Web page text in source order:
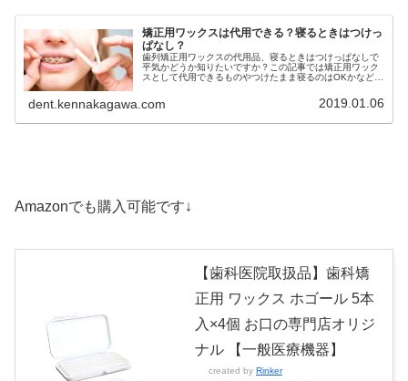
矯正用ワックスは代用できる？寝るときはつけっ
ぱなし？
歯列矯正用ワックスの代用品、寝るときはつけっぱなしで
平気かどうか知りたいですか？この記事では矯正用ワック
スとして代用できるものやつけたまま寝るのはOKかなどを
dent.kennakagawa.com 2019.01.06
Amazonでも購入可能です↓
【歯科医院取扱品】歯科矯
正用 ワックス ホゴール 5本
入×4個 お口の専門店オリジ
ナル 【一般医療機器】
created by Rinker